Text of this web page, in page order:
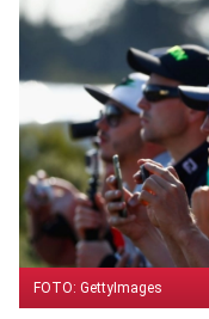
FOTO: GettyImages